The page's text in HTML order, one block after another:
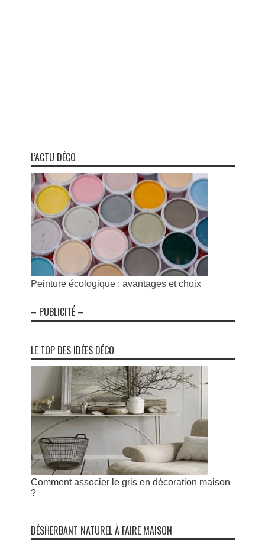
L’ACTU DÉCO
Peinture écologique : avantages et choix
– PUBLICITÉ –
LE TOP DES IDÉES DÉCO
Comment associer le gris en décoration maison
?
DÉSHERBANT NATUREL À FAIRE MAISON